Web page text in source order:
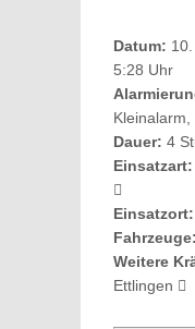
Datum:
5:28 Uhr
Dauer: 4
Einsatzart:
Einsatzort:
Fahrzeuge:
Weitere
Ettlingen